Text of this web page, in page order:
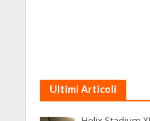
Ultimi Articoli